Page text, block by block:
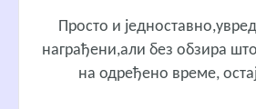
Просто и
награђени,али без обзира
на одређено време,